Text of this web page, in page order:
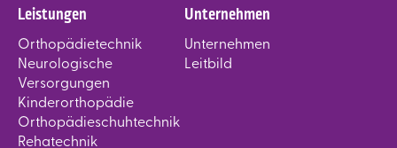
Leistungen
Orthopädietechnik
Neurologische
Versorgungen
Kinderorthopädie
Orthopädieschuhtechnik
Rehatechnik
Unternehmen
Unternehmen
Leitbild